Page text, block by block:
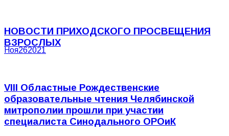
НОВОСТИ ПРИХОДСКОГО ПРОСВЕЩЕНИЯ
ВЗРОСЛЫХ
Ноя262021
VIII Областные Рождественские
образовательные чтения Челябинской
митрополии прошли при участии
специалиста Синодального ОРОиК